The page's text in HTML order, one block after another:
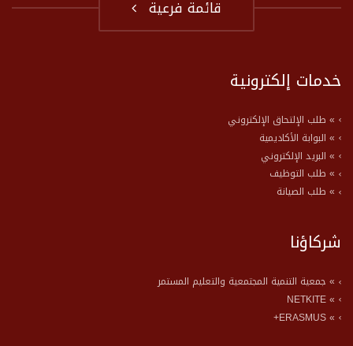
قائمة فرعية
خدمات إلكترونية
» طلب الإلتحاق الإلكتروني
» البوابة الأكاديمية
» البريد الإلكتروني
» طلب التوظيف
» طلب الصيانة
شركاؤنا
» جمعية التنمية المجتمعية والتعليم المستمر
» NETKITE
» ERASMUS+